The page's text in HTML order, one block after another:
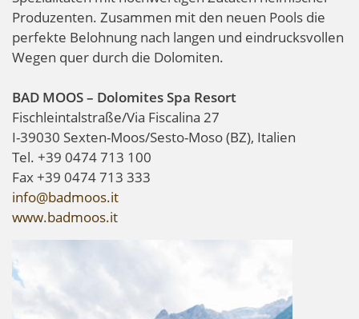
Produzenten. Zusammen mit den neuen Pools die
perfekte Belohnung nach langen und eindrucksvollen
Wegen quer durch die Dolomiten.
BAD MOOS – Dolomites Spa Resort
Fischleintalstraße/Via Fiscalina 27
I-39030 Sexten-Moos/Sesto-Moso (BZ), Italien
Tel. +39 0474 713 100
Fax +39 0474 713 333
info@badmoos.it
www.badmoos.it